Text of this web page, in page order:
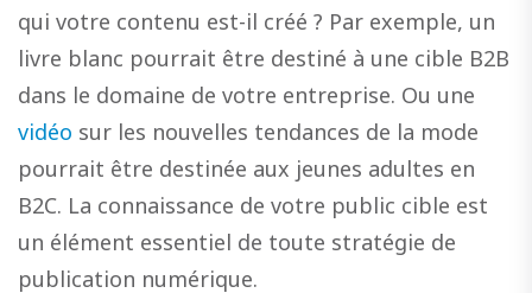
qui votre contenu est-il créé ? Par exemple, un
livre blanc pourrait être destiné à une cible B2B
dans le domaine de votre entreprise. Ou une
vidéo sur les nouvelles tendances de la mode
pourrait être destinée aux jeunes adultes en
B2C. La connaissance de votre public cible est
un élément essentiel de toute stratégie de
publication numérique.